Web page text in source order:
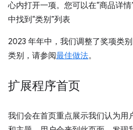
心内打开一项。您可以在“商品详
中找到“类别”列表
2023 年年中，我们调整了奖项类
类别，请参阅最佳做法。
扩展程序首页
我们会在首页重点展示我们认为用